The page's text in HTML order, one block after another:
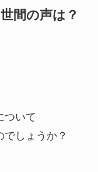
間の声は？
ついて
しょうか？